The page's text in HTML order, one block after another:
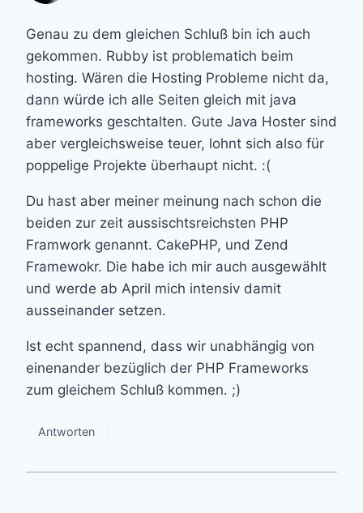
Genau zu dem gleichen Schluß bin ich auch
gekommen. Rubby ist problematich beim
hosting. Wären die Hosting Probleme nicht da,
dann würde ich alle Seiten gleich mit java
frameworks geschtalten. Gute Java Hoster sind
aber vergleichsweise teuer, lohnt sich also für
poppelige Projekte überhaupt nicht. :(
Du hast aber meiner meinung nach schon die
beiden zur zeit aussischtsreichsten PHP
Framwork genannt. CakePHP, und Zend
Framewokr. Die habe ich mir auch ausgewählt
und werde ab April mich intensiv damit
ausseinander setzen.
Ist echt spannend, dass wir unabhängig von
einenander bezüglich der PHP Frameworks
zum gleichem Schluß kommen. ;)
Antworten